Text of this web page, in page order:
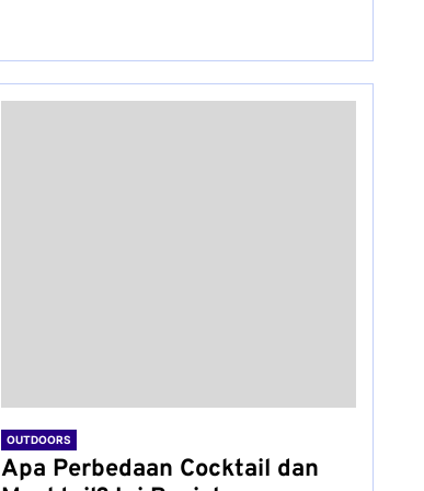
OUTDOORS
Apa Perbedaan Cocktail dan